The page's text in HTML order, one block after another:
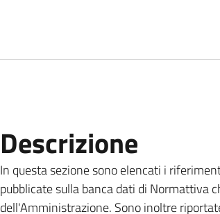
Descrizione
In questa sezione sono elencati i
pubblicate sulla banca dati di Normattiva
dell'Amministrazione. Sono inoltre